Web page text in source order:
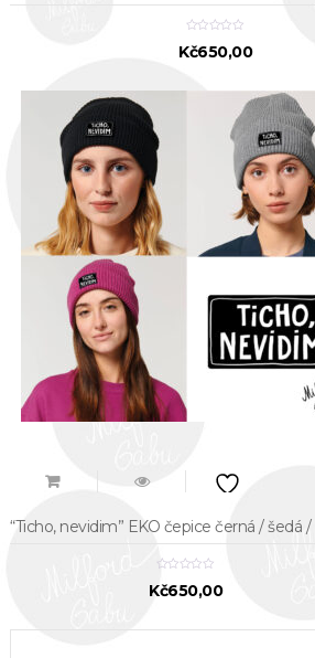
Kč650,00
“Ticho, nevidim” EKO čepice černá / šedá /
Kč650,00